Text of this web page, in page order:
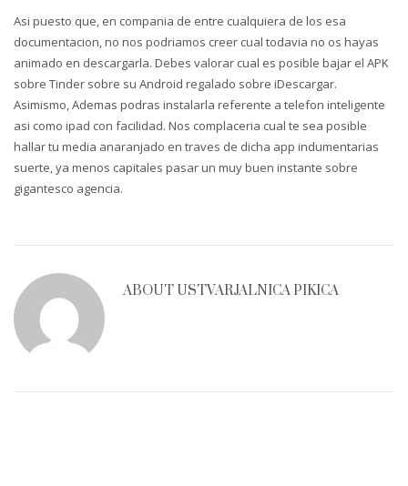
Asi puesto que, en compania de entre cualquiera de los esa
documentacion, no nos podri­amos creer cual todavia no os hayas
animado en descargarla. Debes valorar cual es posible bajar el APK
sobre Tinder sobre su Android regalado sobre iDescargar.
Asimismo, Ademas podras instalarla referente a telefon inteligente
asi­ como ipad con facilidad. Nos complaceri­a cual te sea posible
hallar tu media anaranjado en traves de dicha app indumentarias
suerte, ya menos capitales pasar un muy buen instante sobre
gigantesco agencia.
ABOUT USTVARJALNICA PIKICA